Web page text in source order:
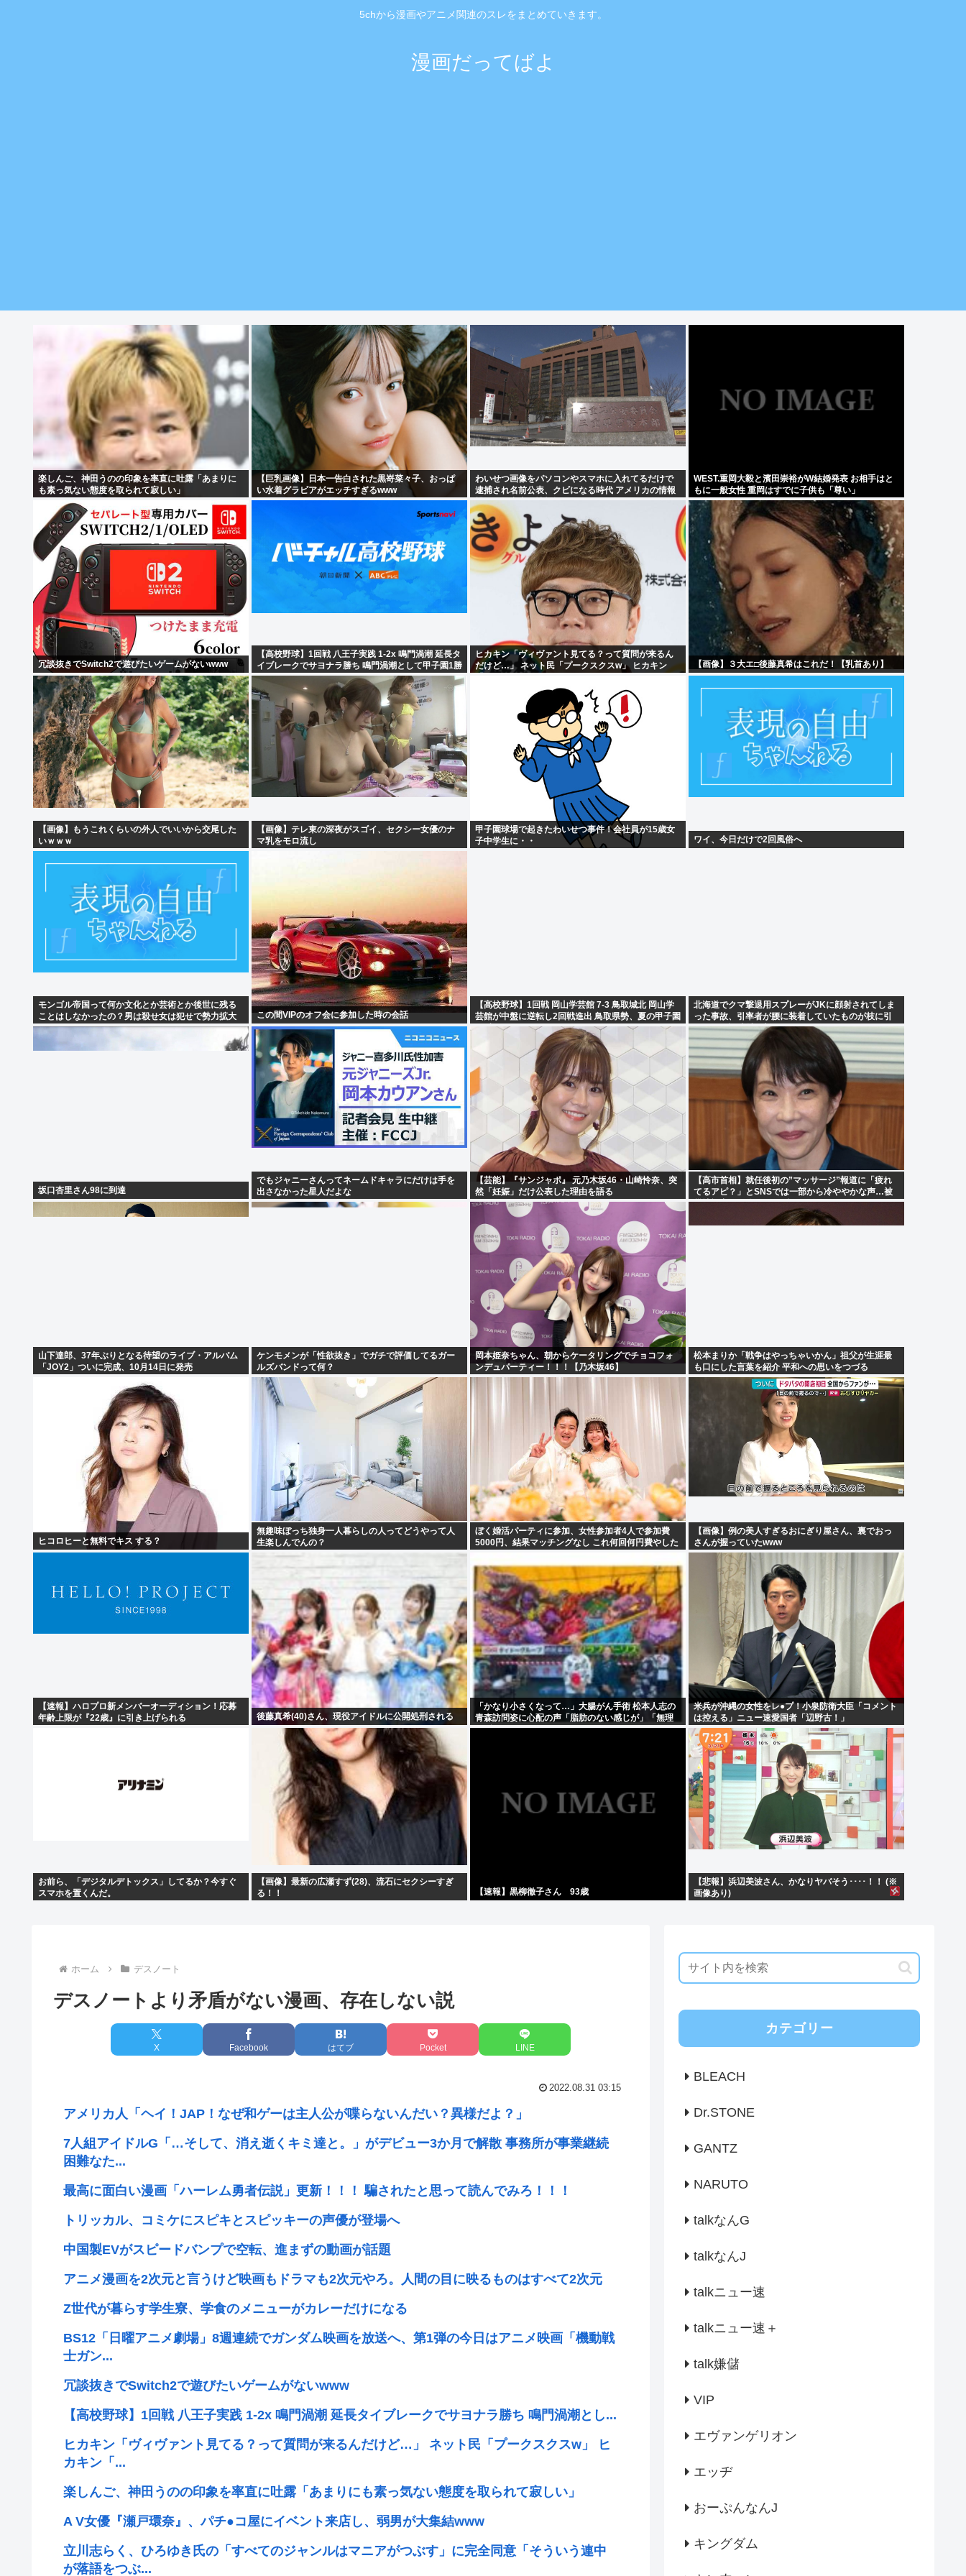
5chから漫画やアニメ関連のスレをまとめていきます。
漫画だってばよ
楽しんご、神田うのの印象を率直に吐露「あまりに
も素っ気ない態度を取られて寂しい」
【巨乳画像】日本一告白された黒嵜菜々子、おっぱ
い水着グラビアがエッチすぎるwww
わいせつ画像をパソコンやスマホに入れてるだけで
逮捕され名前公表、クビになる時代 アメリカの情報
機関が警察庁に情報提供
WEST.重岡大毅と濱田崇裕がW結婚発表 お相手はと
もに一般女性 重岡はすでに子供も「尊い」
冗談抜きでSwitch2で遊びたいゲームがないwww
【高校野球】1回戦 八王子実践 1-2x 鳴門渦潮 延長タ
イブレークでサヨナラ勝ち 鳴門渦潮として甲子園1勝
ヒカキン「ヴィヴァント見てる？って質問が来るん
だけど…」 ネット民「プークスクスw」 ヒカキン
【画像】３大エ□後藤真希はこれだ！【乳首あり】
【画像】もうこれくらいの外人でいいから交尾した
いｗｗｗ
【画像】テレ東の深夜がスゴイ、セクシー女優のナ
マ乳をモロ流し
甲子園球場で起きたわいせつ事件！会社員が15歳女
子中学生に・・
ワイ、今日だけで2回風俗へ
モンゴル帝国って何か文化とか芸術とか後世に残る
ことはしなかったの？男は殺せ女は犯せで勢力拡大
しただけ？
この間VIPのオフ会に参加した時の会話
【高校野球】1回戦 岡山学芸館 7-3 鳥取城北 岡山学
芸館が中盤に逆転し2回戦進出 鳥取県勢、夏の甲子園
11連敗
北海道でクマ撃退用スプレーがJKに顔射されてしま
った事故、引率者が腰に装着していたものが枝に引
っかかり誤噴射と判明
坂口杏里さん98に到達
でもジャニーさんってネームドキャラにだけは手を
出さなかった星人だよな
【芸能】『サンジャポ』 元乃木坂46・山崎怜奈、突
然「妊娠」だけ公表した理由を語る
【高市首相】就任後初の”マッサージ”報道に「疲れ
てるアピ？」とSNSでは一部から冷ややかな声…被
災地視察”PV動画”から続く不信
山下達郎、37年ぶりとなる待望のライブ・アルバム
「JOY2」ついに完成、10月14日に発売
ケンモメンが「性欲抜き」でガチで評価してるガー
ルズバンドって何？
岡本姫奈ちゃん、朝からケータリングでチョコフォ
ンデュパーティー！！！【乃木坂46】
松本まりか「戦争はやっちゃいかん」祖父が生涯最
も口にした言葉を紹介 平和への思いをつづる
ヒコロヒーと無料でキス する？
無趣味ぼっち独身一人暮らしの人ってどうやって人
生楽しんでんの？
ぼく婚活パーティに参加、女性参加者4人で参加費
5000円、結果マッチングなし これ何回何円費やした
【画像】例の美人すぎるおにぎり屋さん、裏でおっ
さんが握っていたwww
【速報】ハロプロ新メンバーオーディション！応募
年齢上限が『22歳』に引き上げられる
後藤真希(40)さん、現役アイドルに公開処刑される
「かなり小さくなって…」大腸がん手術 松本人志の
青森訪問姿に心配の声「脂肪のない感じが」「無理
せずに」
米兵が沖縄の女性をレ●プ！小泉防衛大臣「コメント
は控える」ニュー速愛国者「辺野古！」
お前ら、「デジタルデトックス」してるか？今すぐ
スマホを置くんだ。
【画像】最新の広瀬すず(28)、流石にセクシーすぎ
る！！
【速報】黒柳徹子さん 93歳
【悲報】浜辺美波さん、かなりヤバそう････！！ (※
画像あり)
ホーム デスノート
デスノートより矛盾がない漫画、存在しない説
X Facebook はてブ Pocket LINE
2022.08.31 03:15
アメリカ人「ヘイ！JAP！なぜ和ゲーは主人公が喋らないんだい？異様だよ？」
7人組アイドルG「…そして、消え逝くキミ達と。」がデビュー3か月で解散 事務所が事業継続
困難なた...
最高に面白い漫画「ハーレム勇者伝説」更新！！！ 騙されたと思って読んでみろ！！！
トリッカル、コミケにスピキとスピッキーの声優が登場へ
中国製EVがスピードバンプで空転、進まずの動画が話題
アニメ漫画を2次元と言うけど映画もドラマも2次元やろ。人間の目に映るものはすべて2次元
Z世代が暮らす学生寮、学食のメニューがカレーだけになる
BS12「日曜アニメ劇場」8週連続でガンダム映画を放送へ、第1弾の今日はアニメ映画「機動戦
士ガン...
冗談抜きでSwitch2で遊びたいゲームがないwww
【高校野球】1回戦 八王子実践 1-2x 鳴門渦潮 延長タイブレークでサヨナラ勝ち 鳴門渦潮とし...
ヒカキン「ヴィヴァント見てる？って質問が来るんだけど…」 ネット民「プークスクスw」 ヒ
カキン「...
楽しんご、神田うのの印象を率直に吐露「あまりにも素っ気ない態度を取られて寂しい」
A V女優『瀬戸環奈』、パチ●コ屋にイベント来店し、弱男が大集結www
立川志らく、ひろゆき氏の「すべてのジャンルはマニアがつぶす」に完全同意「そういう連中
が落語をつぶ...
カテゴリー
BLEACH
Dr.STONE
GANTZ
NARUTO
talkなんG
talkなんJ
talkニュー速
talkニュー速＋
talk嫌儲
VIP
エヴァンゲリオン
エッヂ
おーぷんなんJ
キングダム